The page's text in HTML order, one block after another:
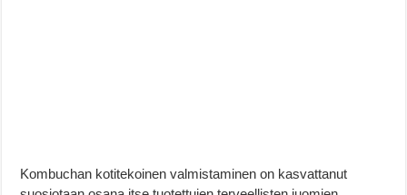
Kombuchan kotitekoinen valmistaminen on kasvattanut